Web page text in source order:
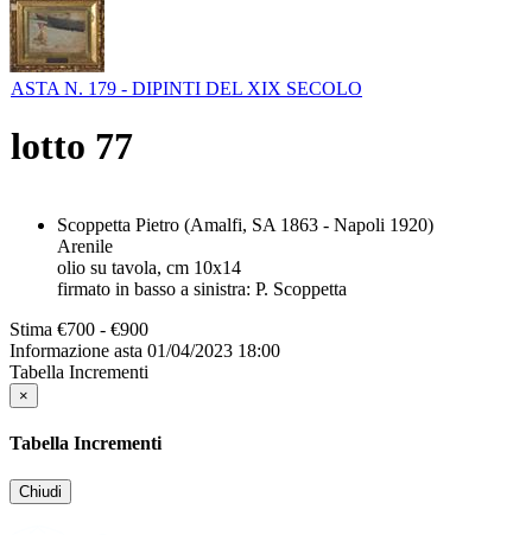
ASTA N. 179 - DIPINTI DEL XIX SECOLO
lotto 77
Scoppetta Pietro (Amalfi, SA 1863 - Napoli 1920)
Arenile
olio su tavola, cm 10x14
firmato in basso a sinistra: P. Scoppetta
Stima €700 - €900
Informazione asta 01/04/2023 18:00
Tabella Incrementi
×
Tabella Incrementi
Chiudi